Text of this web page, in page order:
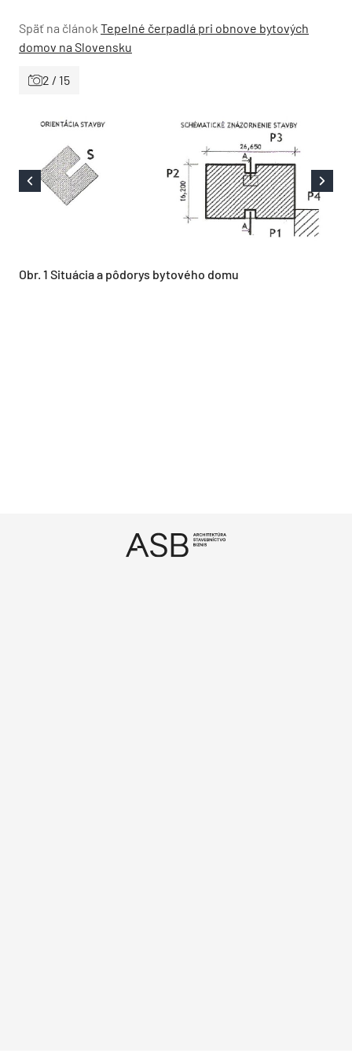
Späť na článok Tepelné čerpadlá pri obnove bytových
domov na Slovensku
2 / 15
Obr. 1 Situácia a pôdorys bytového domu